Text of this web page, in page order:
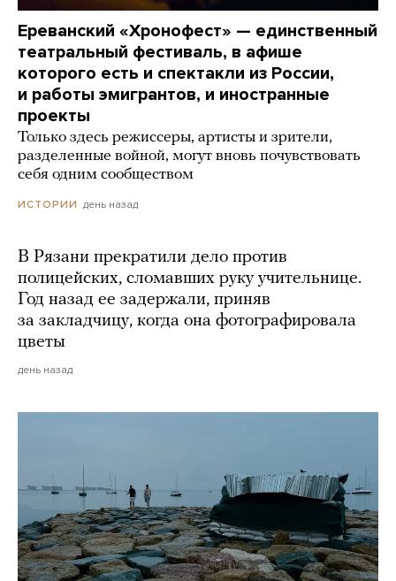
Ереванский «Хронофест» — единственный
театральный фестиваль, в афише
которого есть и спектакли из России,
и работы эмигрантов, и иностранные
проекты
Только здесь режиссеры, артисты и зрители,
разделенные войной, могут вновь почувствовать
себя одним сообществом
ИСТОРИИ день назад
В Рязани прекратили дело против
полицейских, сломавших руку учительнице.
Год назад ее задержали, приняв
за закладчицу, когда она фотографировала
цветы
день назад